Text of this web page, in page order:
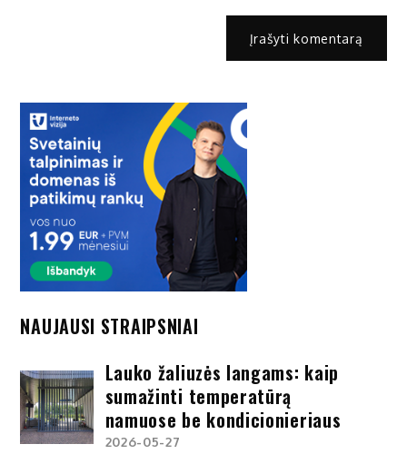
NAUJAUSI STRAIPSNIAI
Lauko žaliuzės langams: kaip
sumažinti temperatūrą
namuose be kondicionieriaus
2026-05-27